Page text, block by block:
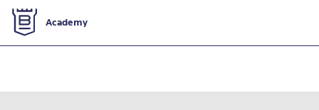
Zur Startseite
Academy